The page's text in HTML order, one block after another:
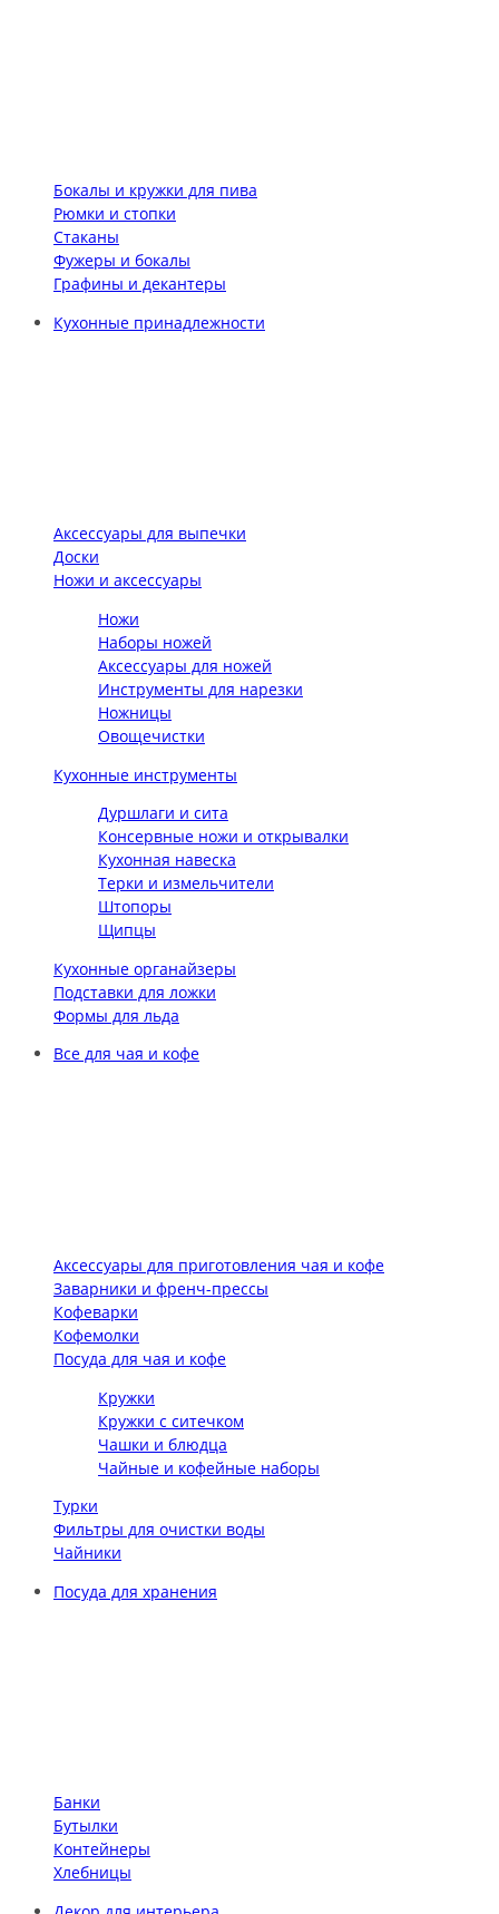
Бокалы и кружки для пива
Рюмки и стопки
Стаканы
Фужеры и бокалы
Графины и декантеры
Кухонные принадлежности
Аксессуары для выпечки
Доски
Ножи и аксессуары
Ножи
Наборы ножей
Аксессуары для ножей
Инструменты для нарезки
Ножницы
Овощечистки
Кухонные инструменты
Дуршлаги и сита
Консервные ножи и открывалки
Кухонная навеска
Терки и измельчители
Штопоры
Щипцы
Кухонные органайзеры
Подставки для ложки
Формы для льда
Все для чая и кофе
Аксессуары для приготовления чая и кофе
Заварники и френч-прессы
Кофеварки
Кофемолки
Посуда для чая и кофе
Кружки
Кружки с ситечком
Чашки и блюдца
Чайные и кофейные наборы
Турки
Фильтры для очистки воды
Чайники
Посуда для хранения
Банки
Бутылки
Контейнеры
Хлебницы